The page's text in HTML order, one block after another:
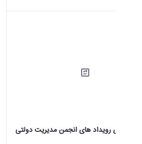
برگزاری رویداد های انجمن مدیریت دولتی